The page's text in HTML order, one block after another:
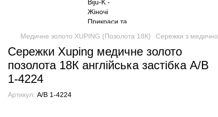
Медичне золото XUPING (Позолота 18К) Сережки з
Сережки Xuping медичне золото
позолота 18К англійська застібка А/В
1-4224
Артикул: А/В 1-4224